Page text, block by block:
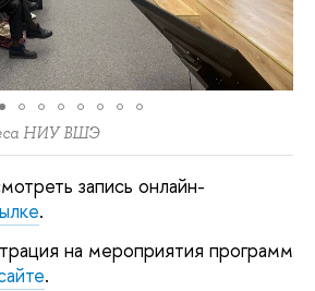
НИУ ВШЭ
запись онлайн-
.
на мероприятия программ
.